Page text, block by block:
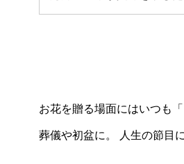
お花を贈る場面にはいつも
葬儀や初盆に。 人生の節目